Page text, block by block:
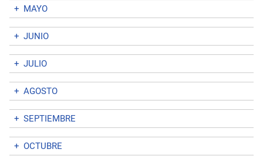
+ MAYO
+ JUNIO
+ JULIO
+ AGOSTO
+ SEPTIEMBRE
+ OCTUBRE